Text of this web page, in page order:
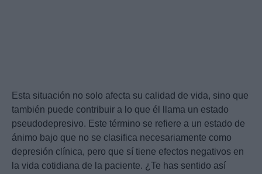
Esta situación no solo afecta su calidad de vida, sino que
también puede contribuir a lo que él llama un estado
pseudodepresivo. Este término se refiere a un estado de
ánimo bajo que no se clasifica necesariamente como
depresión clínica, pero que sí tiene efectos negativos en
la vida cotidiana de la paciente. ¿Te has sentido así